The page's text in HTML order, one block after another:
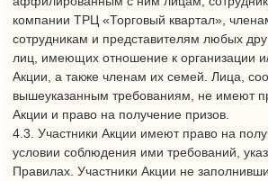
настоящих Правил. Лицо не может быть Участником Акции в
случае его несогласия с любым положением настоящих
4.9. Участник Акции, принимая участие в настоящей Акции,
соглашается с тем, что Организатор Акции оставляет за
собой право отказать в выдаче приза, либо отложить ее (до
причины будут устранены до окончания периода выдачи
приза).
4.10. Участник Акции вправе:
4.10.1. Ознакомиться с Правилами в сети на Интернет-сайте:
https://tkmall.ru/.
4.10.2. Принимать участие в Акции в порядке,